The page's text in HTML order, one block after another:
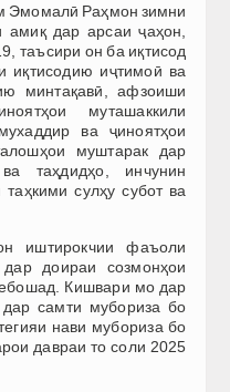
Эмомалӣ Раҳмон зимни
амиқ дар арсаи ҷаҳон,
таъсири он ба иқтисод
иқтисодию иҷтимоӣ ва
минтақавӣ, афзоиши
муташаккили
ва ҷиноятҳои
муштарак дар
таҳдидҳо, инчунин
сулҳу субот ва
иштирокчии фаъоли
доираи созмонҳои
Кишвари мо дар
самти мубориза бо
нави мубориза бо
давраи то соли 2025